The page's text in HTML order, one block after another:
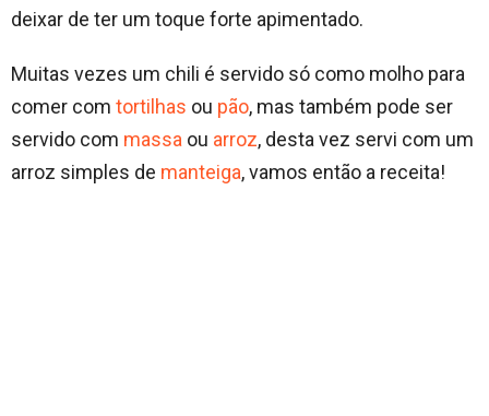
deixar de ter um toque forte apimentado.
Muitas vezes um chili é servido só como molho para
comer com tortilhas ou pão, mas também pode ser
servido com massa ou arroz, desta vez servi com um
arroz simples de manteiga, vamos então a receita!